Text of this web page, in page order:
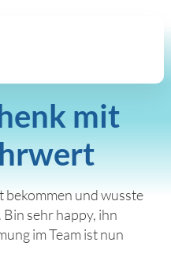
mit
bekommen und wusste
sehr happy, ihn
im Team ist nun